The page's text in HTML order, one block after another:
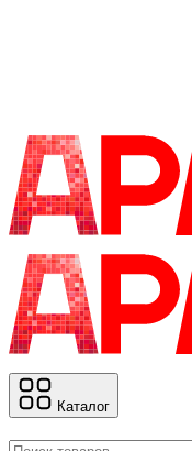
Каталог